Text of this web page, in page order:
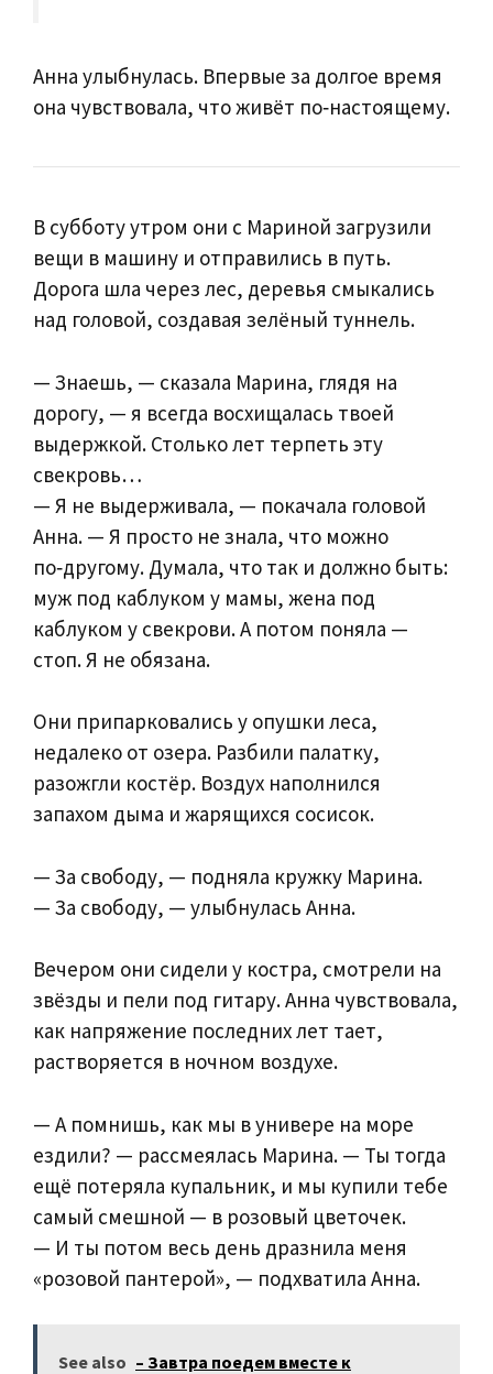
Анна улыбнулась. Впервые за долгое время
она чувствовала, что живёт по‑настоящему.
В субботу утром они с Мариной загрузили
вещи в машину и отправились в путь.
Дорога шла через лес, деревья смыкались
над головой, создавая зелёный туннель.
— Знаешь, — сказала Марина, глядя на
дорогу, — я всегда восхищалась твоей
выдержкой. Столько лет терпеть эту
свекровь…
— Я не выдерживала, — покачала головой
Анна. — Я просто не знала, что можно
по‑другому. Думала, что так и должно быть:
муж под каблуком у мамы, жена под
каблуком у свекрови. А потом поняла —
стоп. Я не обязана.
Они припарковались у опушки леса,
недалеко от озера. Разбили палатку,
разожгли костёр. Воздух наполнился
запахом дыма и жарящихся сосисок.
— За свободу, — подняла кружку Марина.
— За свободу, — улыбнулась Анна.
Вечером они сидели у костра, смотрели на
звёзды и пели под гитару. Анна чувствовала,
как напряжение последних лет тает,
растворяется в ночном воздухе.
— А помнишь, как мы в универе на море
ездили? — рассмеялась Марина. — Ты тогда
ещё потеряла купальник, и мы купили тебе
самый смешной — в розовый цветочек.
— И ты потом весь день дразнила меня
«розовой пантерой», — подхватила Анна.
See also – Завтра поедем вместе к